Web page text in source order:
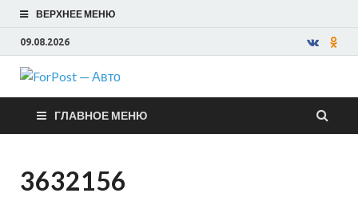
ВЕРХНЕЕ МЕНЮ
09.08.2026
ForPost —
Авто
ГЛАВНОЕ МЕНЮ
3632156